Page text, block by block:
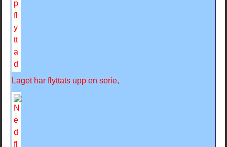
Laget har flyttats upp en serie,